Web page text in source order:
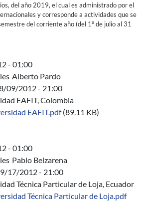
del año 2019, el cual es administrado por el
y corresponde a actividades que se
del corriente año (del 1º de julio al 31
- 01:00
Alberto Pardo
09/2012 - 21:00
EAFIT, Colombia
EAFIT.pdf (89.11 KB)
- Convenio Marco Universidad EAFIT,
- 01:00
Pablo Belzarena
17/2012 - 21:00
Técnica Particular de Loja, Ecuador
Técnica Particular de Loja.pdf